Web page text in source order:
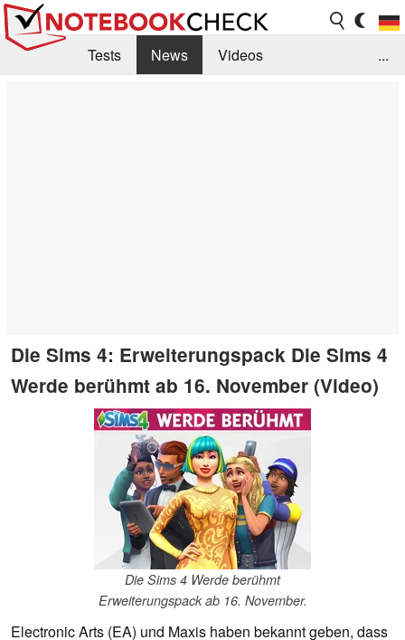
Tests News
Videos
...
Die Sims 4: Erweiterungspack Die Sims 4
Werde berühmt ab 16. November (Video)
Die Sims 4 Werde berühmt
Erweiterungspack ab 16. November.
Electronic Arts (EA) und Maxis haben bekannt geben, dass